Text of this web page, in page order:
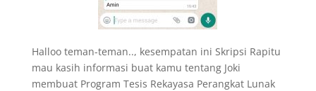
Halloo teman-teman.., kesempatan ini Skripsi Rapitu
mau kasih informasi buat kamu tentang Joki
membuat Program Tesis Rekayasa Perangkat Lunak